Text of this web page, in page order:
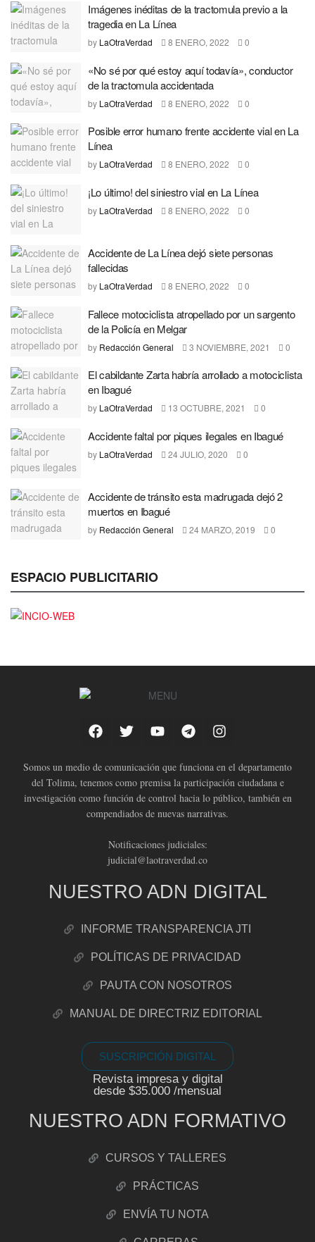
Imágenes inéditas de la tractomula previo a la
tragedia en La Línea
by LaOtraVerdad 8 ENERO, 2022 0
«No sé por qué estoy aquí todavía», conductor
de la tractomula accidentada
by LaOtraVerdad 8 ENERO, 2022 0
Posible error humano frente accidente vial en La
Línea
by LaOtraVerdad 8 ENERO, 2022 0
¡Lo último! del siniestro vial en La Línea
by LaOtraVerdad 8 ENERO, 2022 0
Accidente de La Línea dejó siete personas
fallecidas
by LaOtraVerdad 8 ENERO, 2022 0
Fallece motociclista atropellado por un sargento
de la Policía en Melgar
by Redacción General 3 NOVIEMBRE, 2021 0
El cabildante Zarta habría arrollado a motociclista
en Ibagué
by LaOtraVerdad 13 OCTUBRE, 2021 0
Accidente faltal por piques ilegales en Ibagué
by LaOtraVerdad 24 JULIO, 2020 0
Accidente de tránsito esta madrugada dejó 2
muertos en Ibagué
by Redacción General 24 MARZO, 2019 0
ESPACIO PUBLICITARIO
Somos un medio de comunicación que funciona en el departamento
del Tolima, tenemos como premisa la participación ciudadana e
investigación como función de control hacia lo público, también en
compendiados de nuevas narrativas.
Notificaciones judiciales:
judicial@laotraverdad.co
NUESTRO ADN DIGITAL
INFORME TRANSPARENCIA JTI
POLÍTICAS DE PRIVACIDAD
PAUTA CON NOSOTROS
MANUAL DE DIRECTRIZ EDITORIAL
SUSCRIPCIÓN DIGITAL
Revista impresa y digital
desde $35.000 /mensual
NUESTRO ADN FORMATIVO
CURSOS Y TALLERES
PRÁCTICAS
ENVÍA TU NOTA